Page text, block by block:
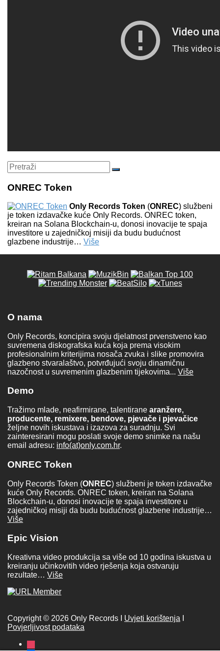
Search
for:
Pretraži
ONREC Token
Only Records Token (ONREC) službeni
je token izdavačke kuće Only Records. ONREC token,
kreiran na Solana Blockchain-u, donosi inovacije te spaja
investitore u zajedničkoj misiji da budu budućnost
glazbene industrije… Više
O nama
Only Records, koncipira svoju djelatnost prvenstveno kao
suvremena diskografska kuća koja prema visokim
profesionalnim kriterijima nosača zvuka i slike promovira
glazbeno stvaralaštvo, potvrđujući svoju dinamičnu
nazočnost u suvremenim glazbenim tijekovima... Više
Demo
Tražimo mlade, neafirmirane, talentirane aranžere,
producente, remixere, bendove, pjevače i pjevačice
željne novih iskustava i izazova za suradnju. Svi
zainteresirani mogu poslati svoje demo snimke na našu
email adresu: info(at)only.com.hr.
ONREC Token
Only Records Token (ONREC) službeni je token izdavačke
kuće Only Records. ONREC token, kreiran na Solana
Blockchain-u, donosi inovacije te spaja investitore u
zajedničkoj misiji da budu budućnost glazbene industrije…
Više
Epic Vision
Kreativna video produkcija sa više od 10 godina iskustva u
kreiranju učinkovitih video rješenja koja ostvaruju
rezultate… Više
Copyright © 2026 Only Records I Uvjeti korištenja
Povjerljivost podataka
instagram